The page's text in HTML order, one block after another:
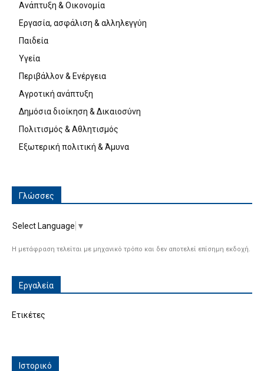
Ανάπτυξη & Οικονομία
Εργασία, ασφάλιση & αλληλεγγύη
Παιδεία
Υγεία
Περιβάλλον & Ενέργεια
Αγροτική ανάπτυξη
Δημόσια διοίκηση & Δικαιοσύνη
Πολιτισμός & Αθλητισμός
Εξωτερική πολιτική & Άμυνα
Γλώσσες
Select Language ▼
Η μετάφραση τελείται με μηχανικό τρόπο και δεν αποτελεί επίσημη εκδοχή.
Εργαλεία
Ετικέτες
Ιστορικό